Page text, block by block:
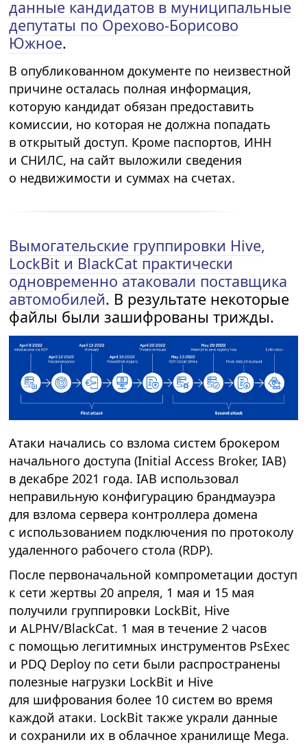
данные кандидатов в муниципальные
депутаты по Орехово-Борисово
Южное.
В опубликованном документе по неизвестной
причине осталась полная информация,
которую кандидат обязан предоставить
комиссии, но которая не должна попадать
в открытый доступ. Кроме паспортов, ИНН
и СНИЛС, на сайт выложили сведения
о недвижимости и суммах на счетах.
Вымогательские группировки Hive,
LockBit и BlackCat практически
одновременно атаковали поставщика
автомобилей. В результате некоторые
файлы были зашифрованы трижды.
Атаки начались со взлома систем брокером
начального доступа (Initial Access Broker, IAB)
в декабре 2021 года. IAB использовал
неправильную конфигурацию брандмауэра
для взлома сервера контроллера домена
с использованием подключения по протоколу
удаленного рабочего стола (RDP).
После первоначальной компрометации доступ
к сети жертвы 20 апреля, 1 мая и 15 мая
получили группировки LockBit, Hive
и ALPHV/BlackCat. 1 мая в течение 2 часов
с помощью легитимных инструментов PsExec
и PDQ Deploy по сети были распространены
полезные нагрузки LockBit и Hive
для шифрования более 10 систем во время
каждой атаки. LockBit также украли данные
и сохранили их в облачное хранилище Mega.